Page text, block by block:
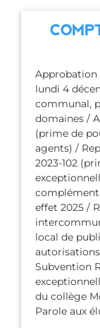
Approbation
lundi 4
communal,
domaines /
(prime de
agents) /
2023-102
effet 2025 /
local de
Subvention
du collège
Parole aux